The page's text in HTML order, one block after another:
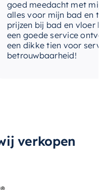
goed meedacht met mij.
alles voor mijn bad en
prijzen bij bad en vloer
een goede service
een dikke tien voor
betrouwbaarheid!
verkopen